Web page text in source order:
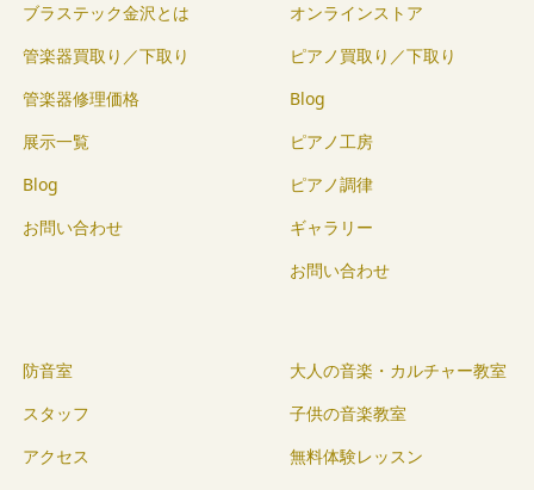
ブラステック金沢とは
管楽器買取り／下取り
管楽器修理価格
展示一覧
Blog
お問い合わせ
オンラインストア
ピアノ買取り／下取り
Blog
ピアノ工房
ピアノ調律
ギャラリー
お問い合わせ
防音室
スタッフ
アクセス
大人の音楽・カルチャー教室
子供の音楽教室
無料体験レッスン